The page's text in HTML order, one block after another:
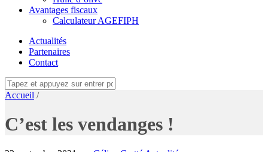
Avantages fiscaux
Calculateur AGEFIPH
Actualités
Partenaires
Contact
Accueil /
C’est les vendanges !